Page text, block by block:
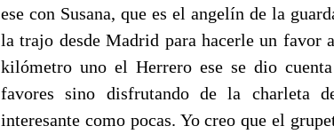
ese con Susana, que es el angelín de la
la trajo desde Madrid para hacerle un favor
kilómetro uno el Herrero ese se dio
favores sino disfrutando de la charleta
interesante como pocas. Yo creo que el